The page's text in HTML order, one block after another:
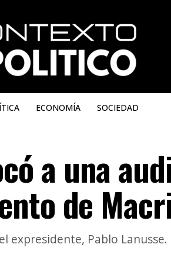
ECONOMÍA SOCIEDAD
a una
de
expresidente, Pablo Lanusse.